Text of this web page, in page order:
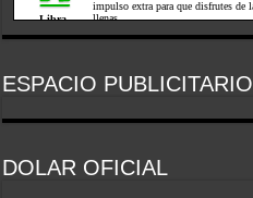
ESPACIO PUBLICITARIO
DOLAR OFICIAL